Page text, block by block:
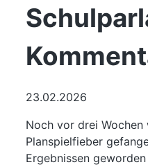
23.02.2026
Noch vor drei Wochen
Planspielfieber
Ergebnissen